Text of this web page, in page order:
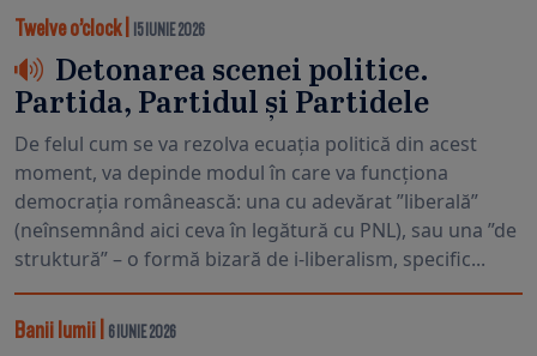
Twelve o’clock| 15 IUNIE 2026
Detonarea scenei politice.
Partida, Partidul și Partidele
De felul cum se va rezolva ecuația politică din acest
moment, va depinde modul în care va funcționa
democrația românească: una cu adevărat ”liberală”
(neînsemnând aici ceva în legătură cu PNL), sau una ”de
struktură” – o formă bizară de i-liberalism, specific...
Banii lumii 6 IUNIE 2026